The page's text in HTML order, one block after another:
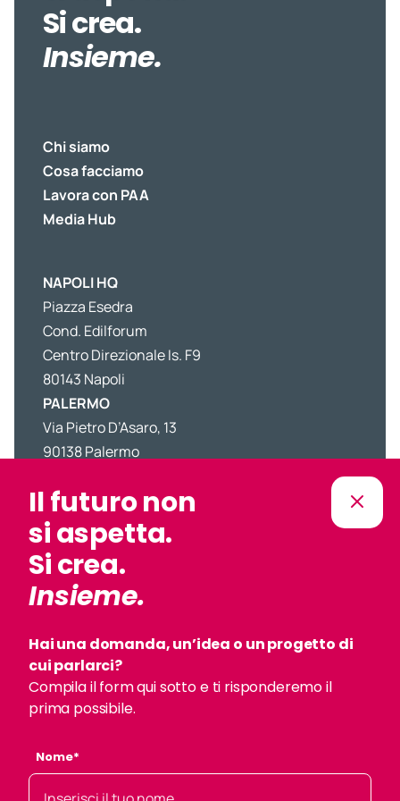
Si crea.
Insieme.
Chi siamo
Cosa facciamo
Lavora con PAA
Media Hub
NAPOLI HQ
Piazza Esedra
Cond. Edilforum
Centro Direzionale Is. F9
80143 Napoli
PALERMO
Via Pietro D’Asaro, 13
90138 Palermo
Via del Gallitello 90
85100 Potenza
MILANO
c/o PoliHUB
Via Durando 38-39
Il futuro non
si aspetta.
Si crea.
Insieme.
Hai una domanda, un’idea o un progetto di
cui parlarci?
Compila il form qui sotto e ti risponderemo il
prima possibile.
Nome*